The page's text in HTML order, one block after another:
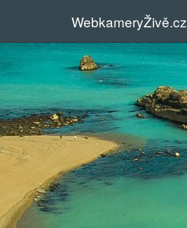
WebkameryŽivě.cz